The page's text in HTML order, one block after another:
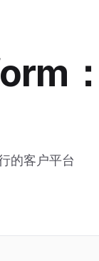
的客户平台